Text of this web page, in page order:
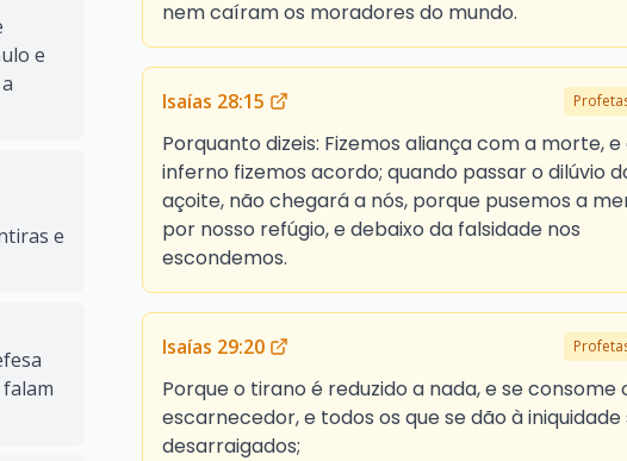
e
e
nem caíram os moradores do mundo.
Isaías 28:15
Porquanto dizeis: Fizemos aliança com a morte,
inferno fizemos acordo; quando passar o dilúvio
açoite, não chegará a nós, porque pusemos a
por nosso refúgio, e debaixo da falsidade nos
escondemos.
Isaías 29:20
Porque o tirano é reduzido a nada, e se consome
escarnecedor, e todos os que se dão à iniquidade
desarraigados;